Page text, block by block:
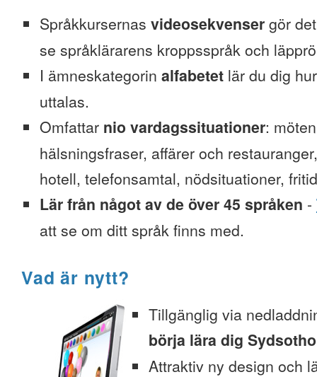
Språkkursernas videosekvenser gör
se språklärarens kroppsspråk och
I ämneskategorin alfabetet lär du dig
uttalas.
Omfattar nio vardagssituationer:
hälsningsfraser, affärer och
hotell, telefonsamtal, nödsituationer,
Lär från något av de över 45 språken -
att se om ditt språk finns med.
Vad är nytt?
Tillgänglig via
börja lära dig
Attraktiv ny design och